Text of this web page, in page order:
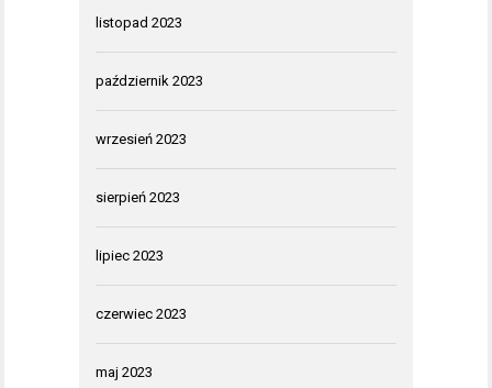
listopad 2023
październik 2023
wrzesień 2023
sierpień 2023
lipiec 2023
czerwiec 2023
maj 2023